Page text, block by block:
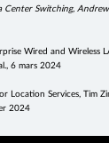
Switching, Andrew
Wired and Wireless
6 mars 2024
Location Services, Tim
2024